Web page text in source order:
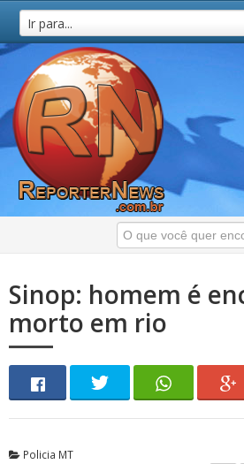
Ir para...
Sinop: homem é
morto em rio
Policia MT